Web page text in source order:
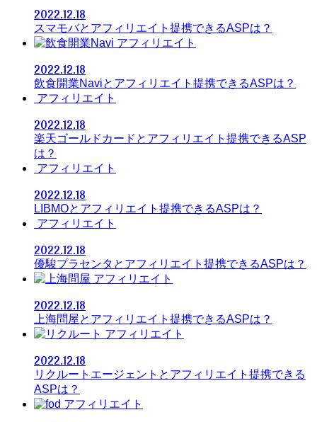
2022.12.18
スマモバとアフィリエイト提携できるASPは？
アフィリエイト
2022.12.18
飲食開業Naviとアフィリエイト提携できるASPは？
アフィリエイト
2022.12.18
楽天ゴールドカードとアフィリエイト提携できるASP
は？
アフィリエイト
2022.12.18
LIBMOとアフィリエイト提携できるASPは？
アフィリエイト
2022.12.18
優駿プラセンタとアフィリエイト提携できるASPは？
アフィリエイト
2022.12.18
上海問屋とアフィリエイト提携できるASPは？
アフィリエイト
2022.12.18
リクルートエージェントとアフィリエイト提携できる
ASPは？
アフィリエイト